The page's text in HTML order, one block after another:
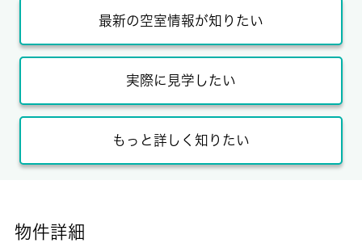
最新の空室情報が知りたい
実際に見学したい
もっと詳しく知りたい
物件詳細